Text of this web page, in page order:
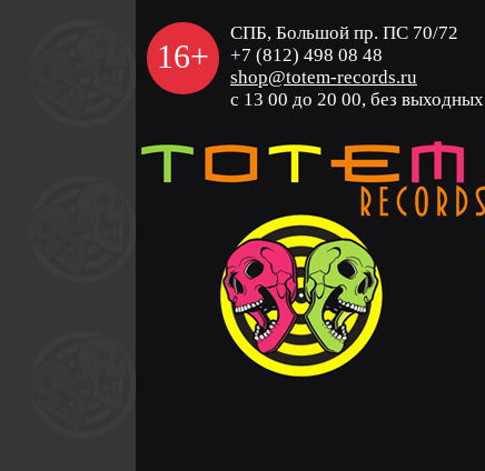
16+
СПБ, Большой пр. ПС 70/72
+7 (812) 498 08 48
shop@totem-records.ru
с 13 00 до 20 00, без выходных